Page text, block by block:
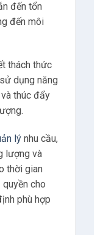
đến tổn
đến môi
thách thức
dụng năng
thúc đẩy
lýnhu cầu,
lượng và
thời gian
cho
phù hợp